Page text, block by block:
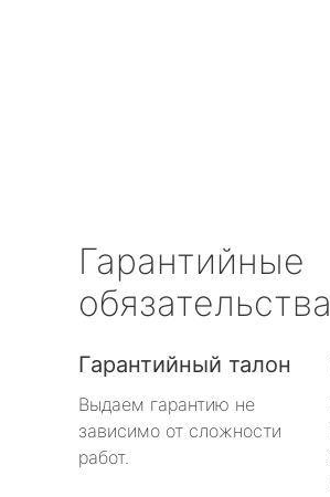
Гарантийные
обязательства
Гарантийный талон
Выдаем гарантию не
зависимо от сложности
работ.